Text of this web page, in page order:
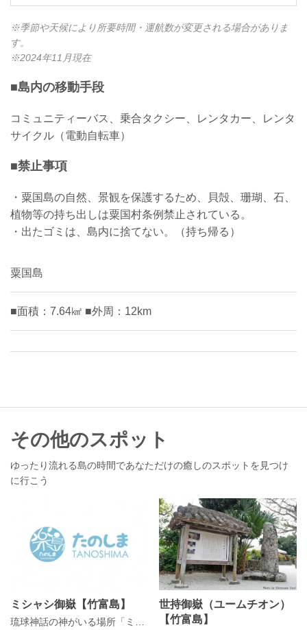
※季節や天候により所要時間・運航数が変更される場合がありま
す。
※2024年11月現在
■島内の移動手段
コミュニティーバス、乗合タクシー、レンタカー、レンタ
サイクル（電動自転車）
■禁止事項
・粟国島の自然、景観を保護するため、貝殻、珊瑚、石、
植物等の持ち出しは粟国村条例禁止されている。
・出たゴミは、島内に捨てない。（持ち帰る）
粟国島
■面積：7.64㎢ ■外周：12km
その他のスポット
ゆったり流れる島の時間であなただけの癒しのスポットを見つけ
に行こう
ミシャシ御嶽【竹富島】
世持御嶽（ユームチオン）
【竹富島】